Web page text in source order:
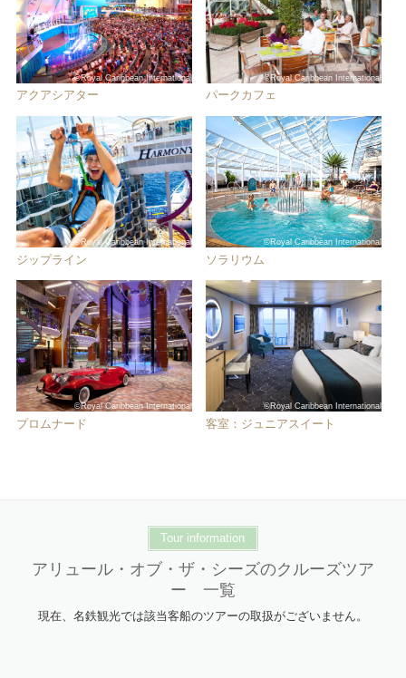
©Royal Caribbean International
アクアシアター
©Royal Caribbean International
パークカフェ
©Royal Caribbean International
ジップライン
©Royal Caribbean International
ソラリウム
©Royal Caribbean International
プロムナード
©Royal Caribbean International
客室：ジュニアスイート
Tour information
アリュール・オブ・ザ・シーズのクルーズツア
ー 一覧
現在、名鉄観光では該当客船のツアーの取扱がございません。